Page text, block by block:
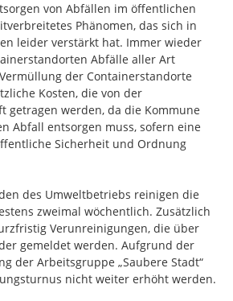
von Abfällen im öffentlichen
Phänomen, das sich in
leider verstärkt hat. Immer wieder
Abfälle aller Art
der Containerstandorte
Kosten, die von der
getragen werden, da die Kommune
Abfall entsorgen muss, sofern eine
Sicherheit und Ordnung
des Umweltbetriebs reinigen die
zweimal wöchentlich. Zusätzlich
Verunreinigungen, die über
gemeldet werden. Aufgrund der
der Arbeitsgruppe „Saubere Stadt“
nicht weiter erhöht werden.